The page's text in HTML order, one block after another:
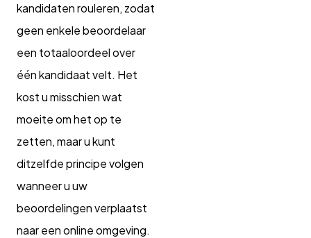
kandidaten rouleren, zodat
geen enkele beoordelaar
een totaaloordeel over
één kandidaat velt. Het
kost u misschien wat
moeite om het op te
zetten, maar u kunt
ditzelfde principe volgen
wanneer u uw
beoordelingen verplaatst
naar een online omgeving.